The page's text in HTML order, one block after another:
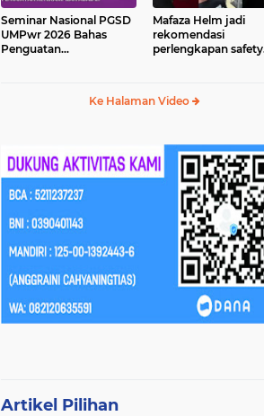
Seminar Nasional PGSD
UMPwr 2026 Bahas
Penguatan
Mafaza Helm jadi
rekomendasi
perlengkapan safety
Ke Halaman Video
Artikel Pilihan